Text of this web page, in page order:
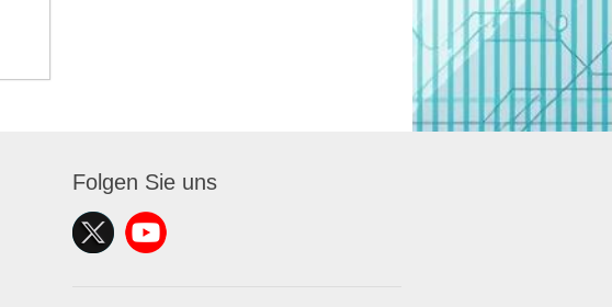
Folgen Sie uns